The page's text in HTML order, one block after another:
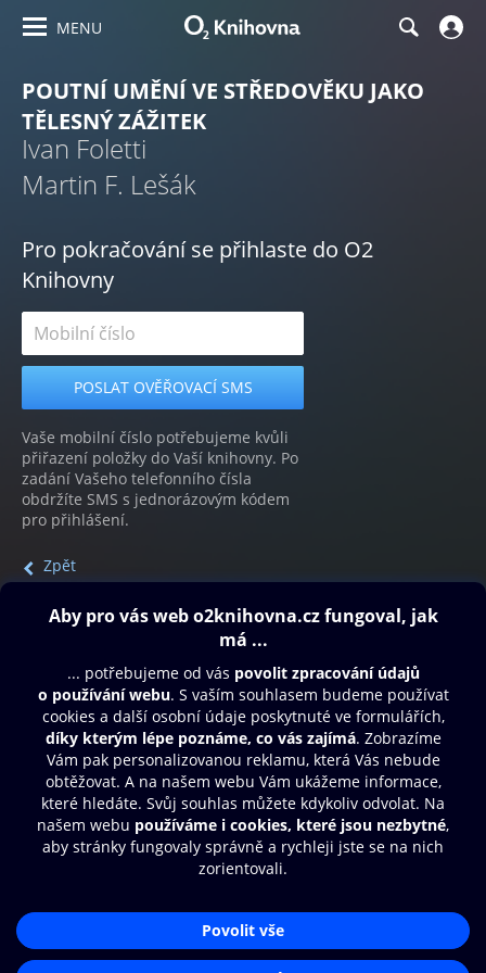
MENU
POUTNÍ UMĚNÍ VE STŘEDOVĚKU JAKO
TĚLESNÝ ZÁŽITEK
Ivan Foletti
Martin F. Lešák
Pro pokračování se přihlaste do O2
Knihovny
Vaše mobilní číslo potřebujeme kvůli
přiřazení položky do Vaší knihovny. Po
zadání Vašeho telefonního čísla
obdržíte SMS s jednorázovým kódem
pro přihlášení.
Zpět
Obsah ke stažení
Moje O2 Knihovna
Další zábava
© O2 Czech Republic a.s.
Přístupnost
Zásady zpracování osobních údajůAplikace O2 Knihovna